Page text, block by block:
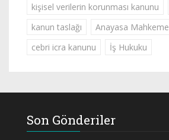
kişisel verilerin korunması kanunu
kanun taslağı
Anayasa
cebri icra kanunu
İş Hukuku
Son Gönderiler